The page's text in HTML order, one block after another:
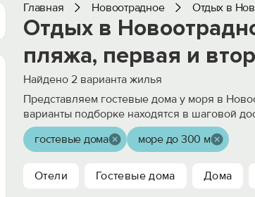
Главная Новоотрадное Отдых в
Отдых в
пляжа, первая и
Найдено 2 варианта жилья
Представляем гостевые дома у моря в
варианты подборке находятся в шаговой
гостевые дома море до 300 м
Отели Гостевые дома Дома